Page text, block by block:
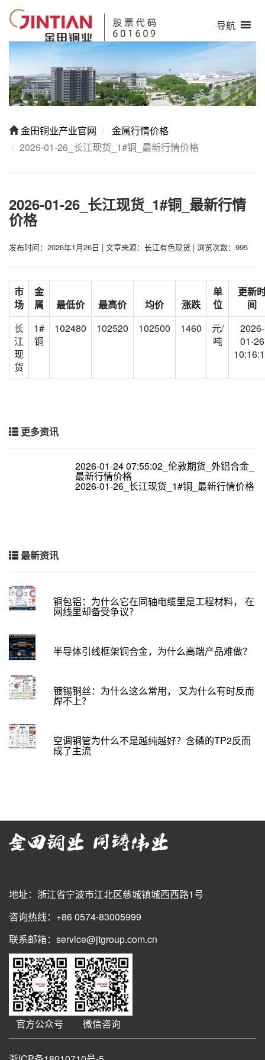
导航
金田铜业产业官网
金属行情价格
2026-01-26_长江现货_1#铜_最新行情价格
2026-01-26_长江现货_1#铜_最新行情
价格
发布时间：2026年1月26日 | 文章来源：长江有色现货 | 浏览次数：995
市
场
金
属
最低价 最高价 均价 涨跌
单
位
更新
间
长
江
现
货
1#
铜
102480 102520 102500 1460
元/
吨
2026-
01-26
更多资讯
2026-01-24 07:55:02_伦敦期货_外铝合金_
最新行情价格
2026-01-26_长江现货_1#铜_最新行情价格
最新资讯
铜包铝：为什么它在同轴电缆里是工程材料， 在
网线里却备受争议？
半导体引线框架铜合金，为什么高端产品难做？
镀锡铜丝：为什么这么常用， 又为什么有时反而
焊不上？
空调铜管为什么不是越纯越好？含磷的TP2反而
成了主流
地址：浙江省宁波市江北区慈城镇城西西路1号
咨询热线：+86 0574-83005999
联系邮箱：service@jtgroup.com.cn
官方公众号 微信咨询